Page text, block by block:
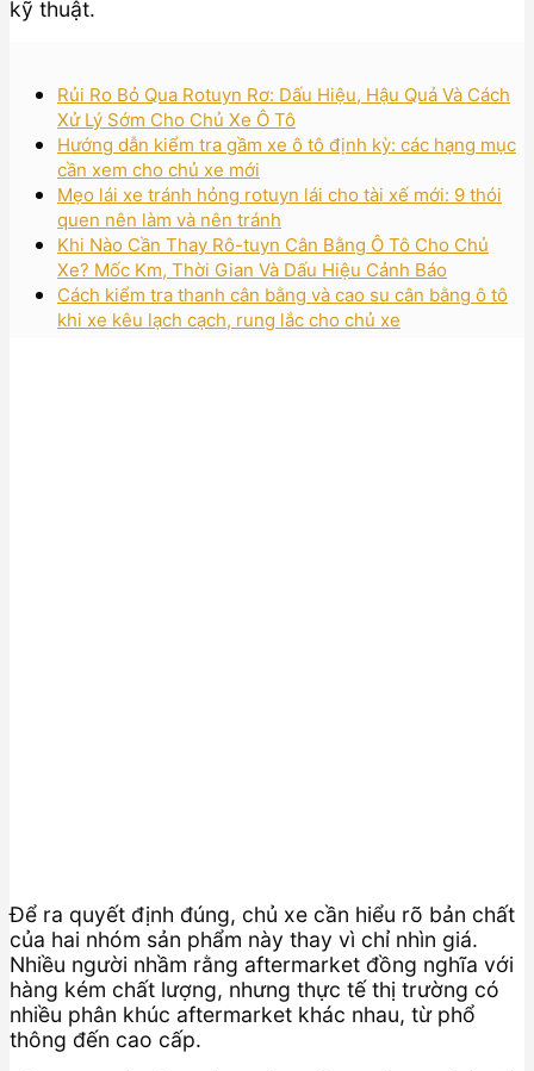
kỹ thuật.
Rủi Ro Bỏ Qua Rotuyn Rơ: Dấu Hiệu, Hậu Quả Và Cách
Xử Lý Sớm Cho Chủ Xe Ô Tô
Hướng dẫn kiểm tra gầm xe ô tô định kỳ: các hạng mục
cần xem cho chủ xe mới
Mẹo lái xe tránh hỏng rotuyn lái cho tài xế mới: 9 thói
quen nên làm và nên tránh
Khi Nào Cần Thay Rô-tuyn Cân Bằng Ô Tô Cho Chủ
Xe? Mốc Km, Thời Gian Và Dấu Hiệu Cảnh Báo
Cách kiểm tra thanh cân bằng và cao su cân bằng ô tô
khi xe kêu lạch cạch, rung lắc cho chủ xe
Để ra quyết định đúng, chủ xe cần hiểu rõ bản chất
của hai nhóm sản phẩm này thay vì chỉ nhìn giá.
Nhiều người nhầm rằng aftermarket đồng nghĩa với
hàng kém chất lượng, nhưng thực tế thị trường có
nhiều phân khúc aftermarket khác nhau, từ phổ
thông đến cao cấp.